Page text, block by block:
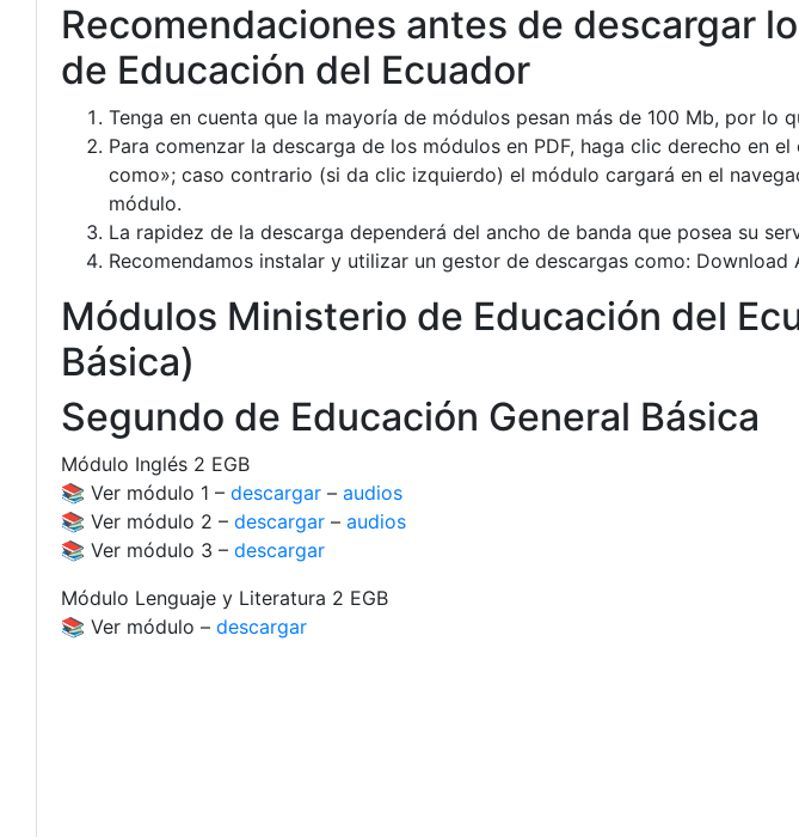
Recomendaciones antes de descargar
de Educación del Ecuador
Tenga en cuenta que la mayoría de módulos pesan más de 100 Mb, por lo
Para comenzar la descarga de los módulos en PDF, haga clic derecho en
como»; caso contrario (si da clic izquierdo) el módulo cargará en el
módulo.
La rapidez de la descarga dependerá del ancho de banda que posea su
Recomendamos instalar y utilizar un gestor de descargas como: Download
Módulos Ministerio de Educación del
Básica)
Segundo de Educación General Básica
Módulo Inglés 2 EGB
📚 Ver módulo 1 – descargar – audios
📚 Ver módulo 2 – descargar – audios
📚 Ver módulo 3 – descargar
Módulo Lenguaje y Literatura 2 EGB
📚 Ver módulo – descargar